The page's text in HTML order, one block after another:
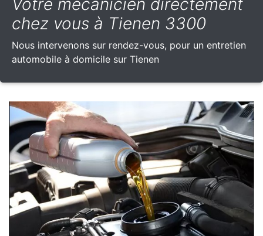
Votre mécanicien directement
chez vous à Tienen 3300
Nous intervenons sur rendez-vous, pour un entretien
automobile à domicile sur Tienen